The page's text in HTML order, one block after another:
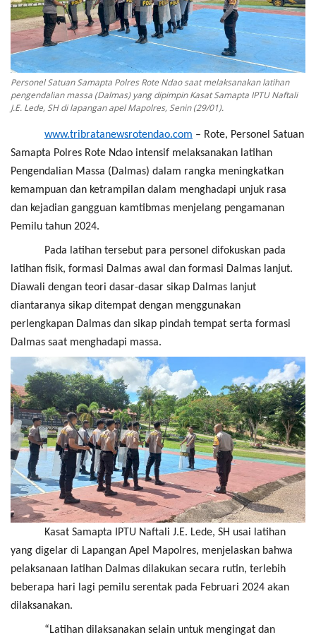
Personel Satuan Samapta Polres Rote Ndao saat melaksanakan latihan
pengendalian massa (Dalmas) yang dipimpin Kasat Samapta IPTU Naftali
J.E. Lede, SH di lapangan apel Mapolres, Senin (29/01).
www.tribratanewsrotendao.com – Rote, Personel Satuan
Samapta Polres Rote Ndao intensif melaksanakan latihan
Pengendalian Massa (Dalmas) dalam rangka meningkatkan
kemampuan dan ketrampilan dalam menghadapi unjuk rasa
dan kejadian gangguan kamtibmas menjelang pengamanan
Pemilu tahun 2024.
Pada latihan tersebut para personel difokuskan pada
latihan fisik, formasi Dalmas awal dan formasi Dalmas lanjut.
Diawali dengan teori dasar-dasar sikap Dalmas lanjut
diantaranya sikap ditempat dengan menggunakan
perlengkapan Dalmas dan sikap pindah tempat serta formasi
Dalmas saat menghadapi massa.
Kasat Samapta IPTU Naftali J.E. Lede, SH usai latihan
yang digelar di Lapangan Apel Mapolres, menjelaskan bahwa
pelaksanaan latihan Dalmas dilakukan secara rutin, terlebih
beberapa hari lagi pemilu serentak pada Februari 2024 akan
dilaksanakan.
“Latihan dilaksanakan selain untuk mengingat dan